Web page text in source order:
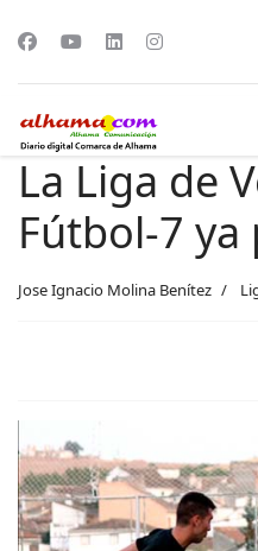
La Liga de
Fútbol-7 ya
Jose Ignacio Molina Benítez